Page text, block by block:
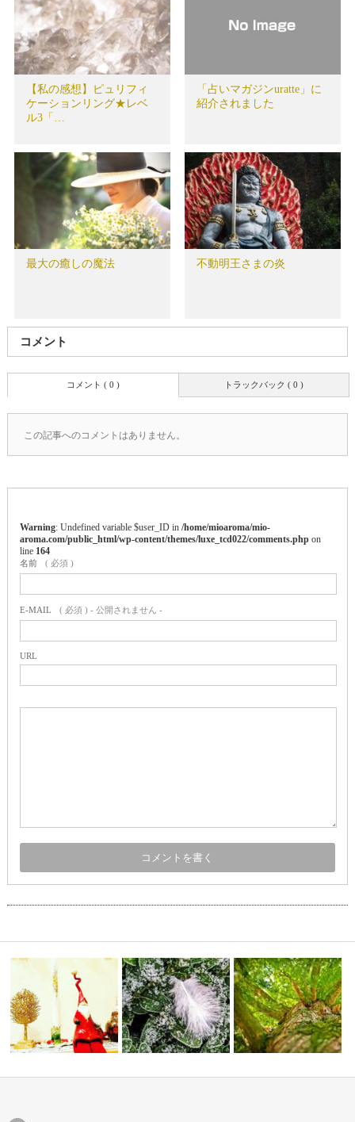
【私の感想】ピュリフィ
ケーションリング★レベ
ル3「…
「占いマガジンuratte」に
紹介されました
最大の癒しの魔法 不動明王さまの炎
コメント
トラックバック ( 0 )
コメント ( 0 )
この記事へのコメントはありません。
Warning : Undefined variable $user_ID in /home/mioaroma/mio-
aroma.com/public_html/wp-content/themes/luxe_tcd022/comments.phpon
line 164
名前 ( 必須 )
E-MAIL ( 必須 ) - 公開されません -
URL